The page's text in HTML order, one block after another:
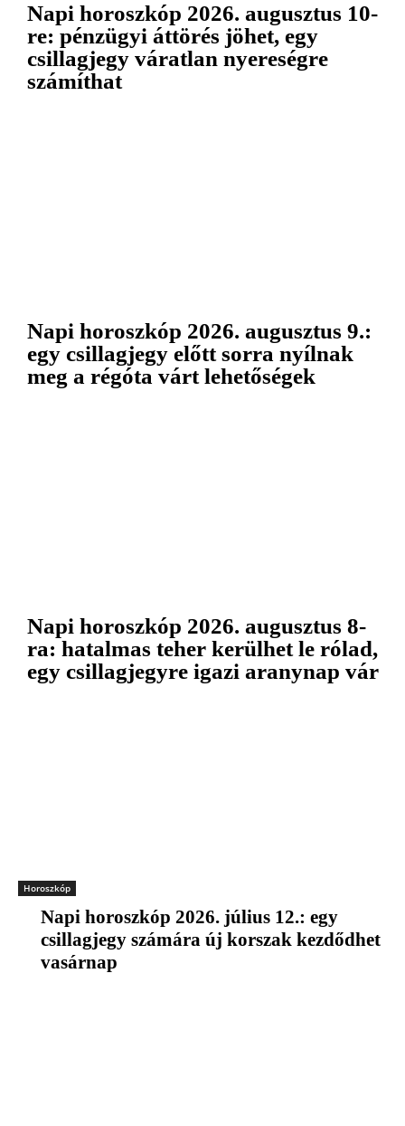
Napi horoszkóp 2026. augusztus 10-
re: pénzügyi áttörés jöhet, egy
csillagjegy váratlan nyereségre
számíthat
Napi horoszkóp 2026. augusztus 9.:
egy csillagjegy előtt sorra nyílnak
meg a régóta várt lehetőségek
Napi horoszkóp 2026. augusztus 8-
ra: hatalmas teher kerülhet le rólad,
egy csillagjegyre igazi aranynap vár
Horoszkóp
Napi horoszkóp 2026. július 12.: egy
csillagjegy számára új korszak kezdődhet
vasárnap